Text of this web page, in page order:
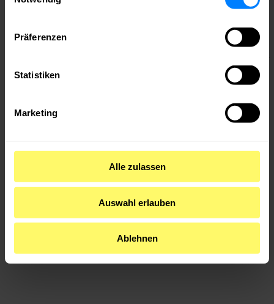
Präferenzen
Statistiken
Marketing
Alle zulassen
Auswahl erlauben
Ablehnen
medianet.
Bei uns triffst du
die richtigen
Branche und weit
darüber hinaus.
Zugang zu
Wissen,
Sichtbarkeit für
– ob auf der
Bühne, im
Politik und